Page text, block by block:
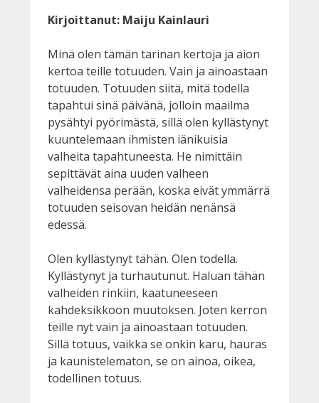
Kirjoittanut: Maiju Kainlauri
Minä olen tämän tarinan kertoja ja aion
kertoa teille totuuden. Vain ja ainoastaan
totuuden. Totuuden siitä, mitä todella
tapahtui sinä päivänä, jolloin maailma
pysähtyi pyörimästä, sillä olen kyllästynyt
kuuntelemaan ihmisten iänikuisia
valheita tapahtuneesta. He nimittäin
sepittävät aina uuden valheen
valheidensa perään, koska eivät ymmärrä
totuuden seisovan heidän nenänsä
edessä.
Olen kyllästynyt tähän. Olen todella.
Kyllästynyt ja turhautunut. Haluan tähän
valheiden rinkiin, kaatuneeseen
kahdeksikkoon muutoksen. Joten kerron
teille nyt vain ja ainoastaan totuuden.
Sillä totuus, vaikka se onkin karu, hauras
ja kaunistelematon, se on ainoa, oikea,
todellinen totuus.